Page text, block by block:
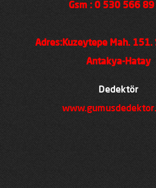
Gsm : 0 530 566
Adres:Kuzeytepe Mah. 151.
Antakya-Hatay
Dedektör